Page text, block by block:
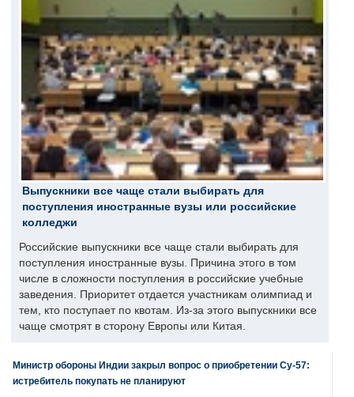
Выпускники все чаще стали выбирать для
поступления иностранные вузы или российские
колледжи
Российские выпускники все чаще стали выбирать для
поступления иностранные вузы. Причина этого в том
числе в сложности поступления в российские учебные
заведения. Приоритет отдается участникам олимпиад и
тем, кто поступает по квотам. Из-за этого выпускники все
чаще смотрят в сторону Европы или Китая.
Министр обороны Индии закрыл вопрос о приобретении Су-57:
истребитель покупать не планируют